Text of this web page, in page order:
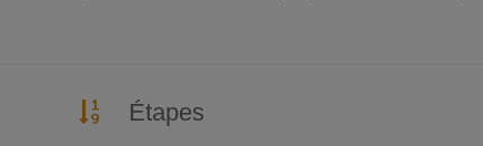
Étapes